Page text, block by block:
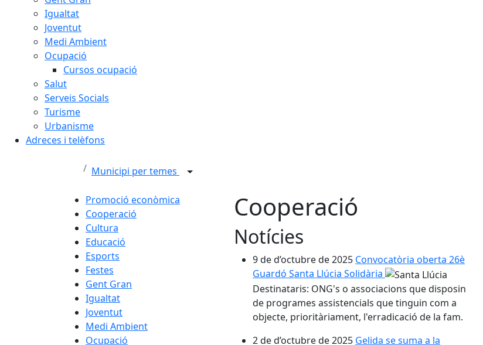
Igualtat
Joventut
Medi Ambient
Ocupació
Cursos ocupació
Salut
Serveis Socials
Turisme
Urbanisme
Adreces i telèfons
Municipi per temes
Promoció econòmica
Cooperació
Cultura
Educació
Esports
Festes
Gent Gran
Igualtat
Joventut
Medi Ambient
Ocupació
Cooperació
Notícies
9 de d’octubre de 2025 Convocatòria oberta 26è
Guardó Santa Llúcia Solidària
Destinataris: ONG's o associacions que disposin
de programes assistencials que tinguin com a
objecte, prioritàriament, l'erradicació de la fam.
2 de d’octubre de 2025 Gelida se suma a la